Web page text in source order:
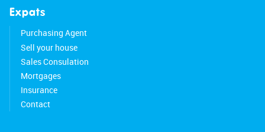
Expats
Purchasing Agent
Sell your house
Sales Consulation
Mortgages
Insurance
Contact